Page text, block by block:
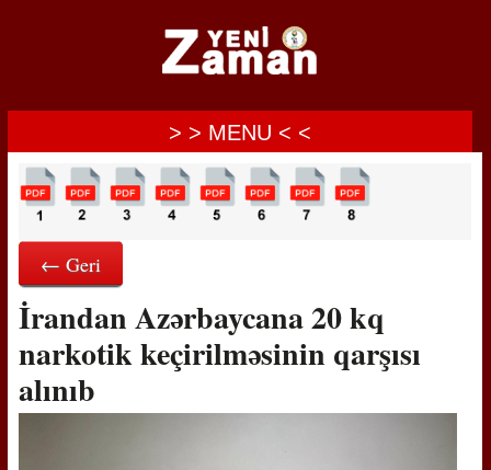
> > MENU < <
← Geri
İrandan Azərbaycana 20 kq
narkotik keçirilməsinin qarşısı
alınıb